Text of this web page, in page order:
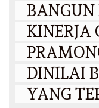
BANGUN
KINERJA
DINILAI
YANG